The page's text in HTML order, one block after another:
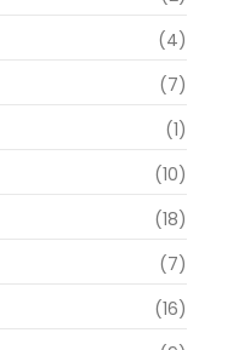
(4)
(7)
(1)
(10)
(18)
(7)
(16)